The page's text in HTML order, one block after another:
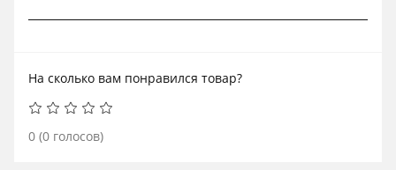
На сколько вам понравился товар?
0 (0 голосов)